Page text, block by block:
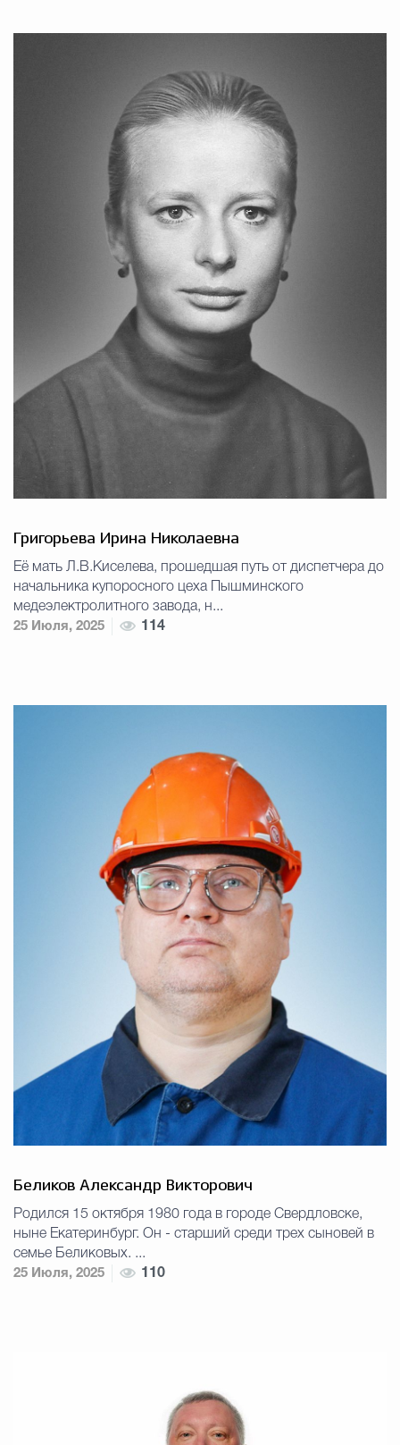
Григорьева Ирина Николаевна
Её мать Л.В.Киселева, прошедшая путь от диспетчера до
начальника купоросного цеха Пышминского
медеэлектролитного завода, н...
25 Июля, 2025
114
Беликов Александр Викторович
Родился 15 октября 1980 года в городе Свердловске,
ныне Екатеринбург. Он - старший среди трех сыновей в
семье Беликовых. ...
25 Июля, 2025
110